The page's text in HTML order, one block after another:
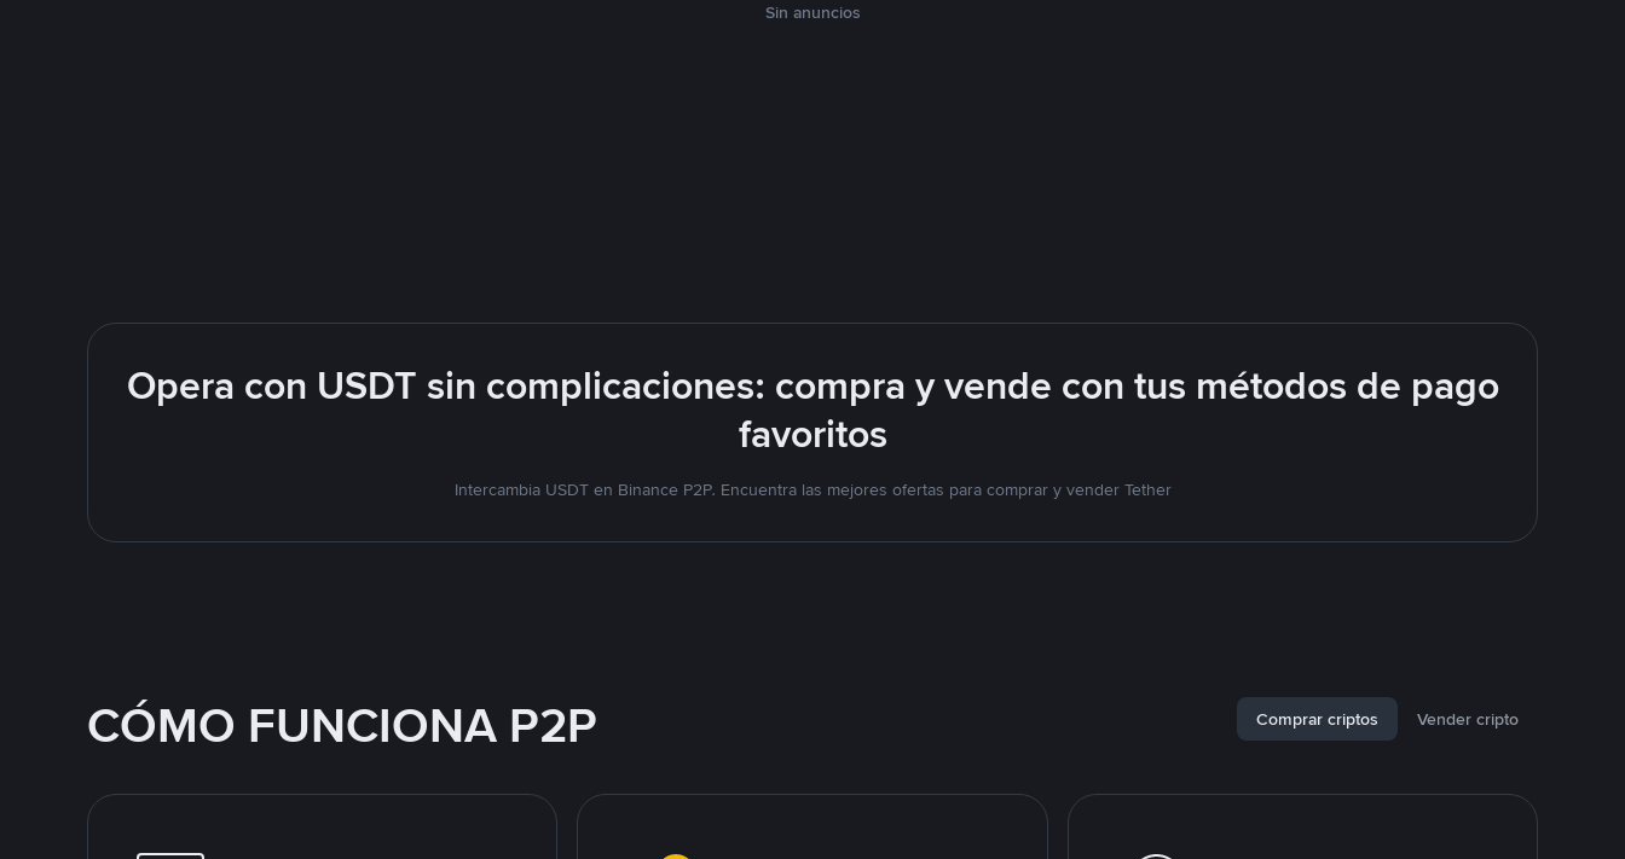
Sin anuncios
Opera con USDT sin complicaciones: compra y vende con tus métodos de pago
favoritos
Intercambia USDT en Binance P2P. Encuentra las mejores ofertas para comprar y vender Tether
CÓMO FUNCIONA P2P Comprar criptos Vender cripto